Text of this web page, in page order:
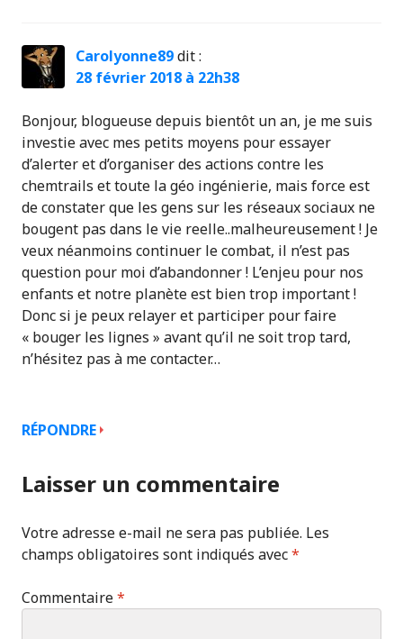
Carolyonne89dit :
28 février 2018 à 22h38
Bonjour, blogueuse depuis bientôt un an, je me suis
investie avec mes petits moyens pour essayer
d’alerter et d’organiser des actions contre les
chemtrails et toute la géo ingénierie, mais force est
de constater que les gens sur les réseaux sociaux ne
bougent pas dans le vie reelle..malheureusement ! Je
veux néanmoins continuer le combat, il n’est pas
question pour moi d’abandonner ! L’enjeu pour nos
enfants et notre planète est bien trop important !
Donc si je peux relayer et participer pour faire
« bouger les lignes » avant qu’il ne soit trop tard,
n’hésitez pas à me contacter…
RÉPONDRE
Laisser un commentaire
Votre adresse e-mail ne sera pas publiée. Les
champs obligatoires sont indiqués avec*
Commentaire*